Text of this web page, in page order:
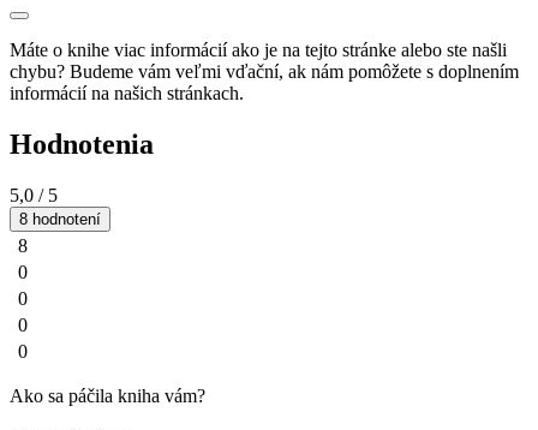
Máte o knihe viac informácií ako je na tejto stránke alebo ste našli
chybu? Budeme vám veľmi vďační, ak nám pomôžete s doplnením
informácií na našich stránkach.
Hodnotenia
5,0 / 5
8 hodnotení
8
0
0
0
0
Ako sa páčila kniha vám?